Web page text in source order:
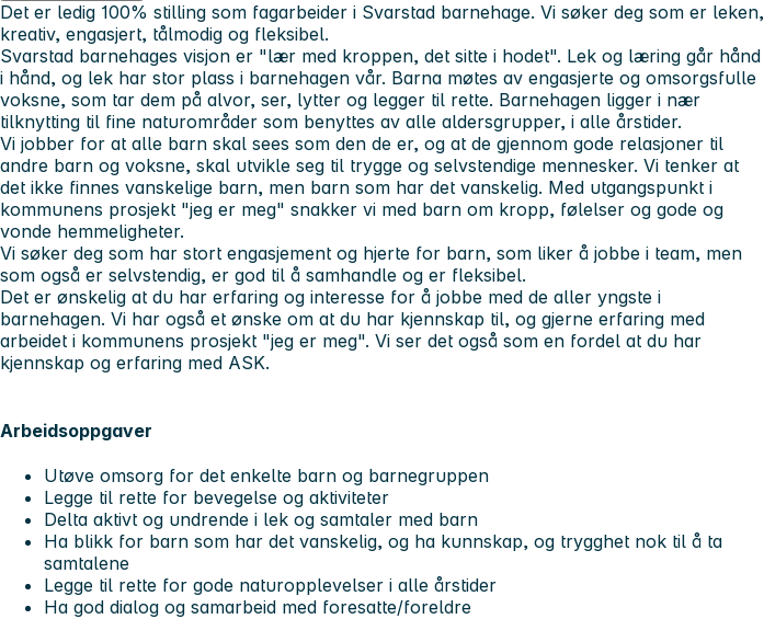
Det er ledig 100% stilling som fagarbeider i Svarstad barnehage. Vi søker deg som er leken,
kreativ, engasjert, tålmodig og fleksibel.
Svarstad barnehages visjon er "lær med kroppen, det sitte i hodet". Lek og læring går hånd
i hånd, og lek har stor plass i barnehagen vår. Barna møtes av engasjerte og omsorgsfulle
voksne, som tar dem på alvor, ser, lytter og legger til rette. Barnehagen ligger i nær
tilknytting til fine naturområder som benyttes av alle aldersgrupper, i alle årstider.
Vi jobber for at alle barn skal sees som den de er, og at de gjennom gode relasjoner til
andre barn og voksne, skal utvikle seg til trygge og selvstendige mennesker. Vi tenker at
det ikke finnes vanskelige barn, men barn som har det vanskelig. Med utgangspunkt i
kommunens prosjekt "jeg er meg" snakker vi med barn om kropp, følelser og gode og
vonde hemmeligheter.
Vi søker deg som har stort engasjement og hjerte for barn, som liker å jobbe i team, men
som også er selvstendig, er god til å samhandle og er fleksibel.
Det er ønskelig at du har erfaring og interesse for å jobbe med de aller yngste i
barnehagen. Vi har også et ønske om at du har kjennskap til, og gjerne erfaring med
arbeidet i kommunens prosjekt "jeg er meg". Vi ser det også som en fordel at du har
kjennskap og erfaring med ASK.
Arbeidsoppgaver
Utøve omsorg for det enkelte barn og barnegruppen
Legge til rette for bevegelse og aktiviteter
Delta aktivt og undrende i lek og samtaler med barn
Ha blikk for barn som har det vanskelig, og ha kunnskap, og trygghet nok til å ta
samtalene
Legge til rette for gode naturopplevelser i alle årstider
Ha god dialog og samarbeid med foresatte/foreldre